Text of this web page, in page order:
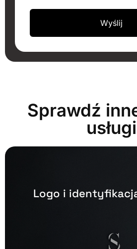
Sprawdź
usługi
Logo i